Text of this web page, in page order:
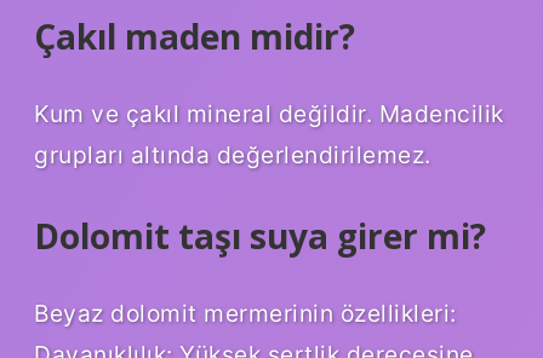
Çakıl maden midir?
Kum ve çakıl mineral değildir. Madencilik
grupları altında değerlendirilemez.
Dolomit taşı suya girer mi?
Beyaz dolomit mermerinin özellikleri: